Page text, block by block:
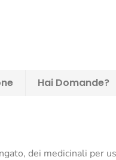
Hai Domande?
dei medicinali per